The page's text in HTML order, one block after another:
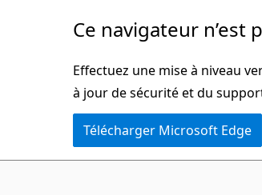
Ce navigateur n’est
Effectuez une mise à niveau
à jour de sécurité et du
Télécharger Microsoft Edge